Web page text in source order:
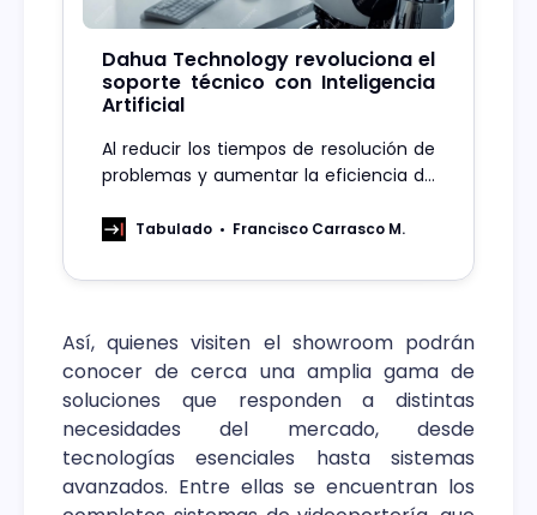
Dahua Technology revoluciona el
soporte técnico con Inteligencia
Artificial
Al reducir los tiempos de resolución de
problemas y aumentar la eficiencia de
mejorar la calidad de sus productos y
Tabulado Francisco Carrasco M.
Así, quienes visiten el showroom podrán
conocer de cerca una amplia gama de
soluciones que responden a distintas
necesidades del mercado, desde
tecnologías esenciales hasta sistemas
avanzados. Entre ellas se encuentran los